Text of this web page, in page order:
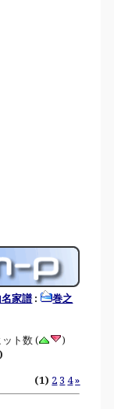
名家譜 :
巻之
ット数 (
)
(1) 2 3 4 »